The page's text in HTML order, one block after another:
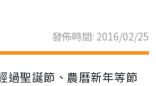
發佈時間: 2016/02/25
過聖誕節、農曆新年等節